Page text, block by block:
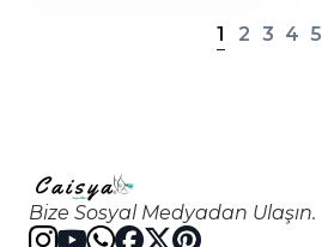
1 2 3 4 5
Bize Sosyal Medyadan Ulaşın.